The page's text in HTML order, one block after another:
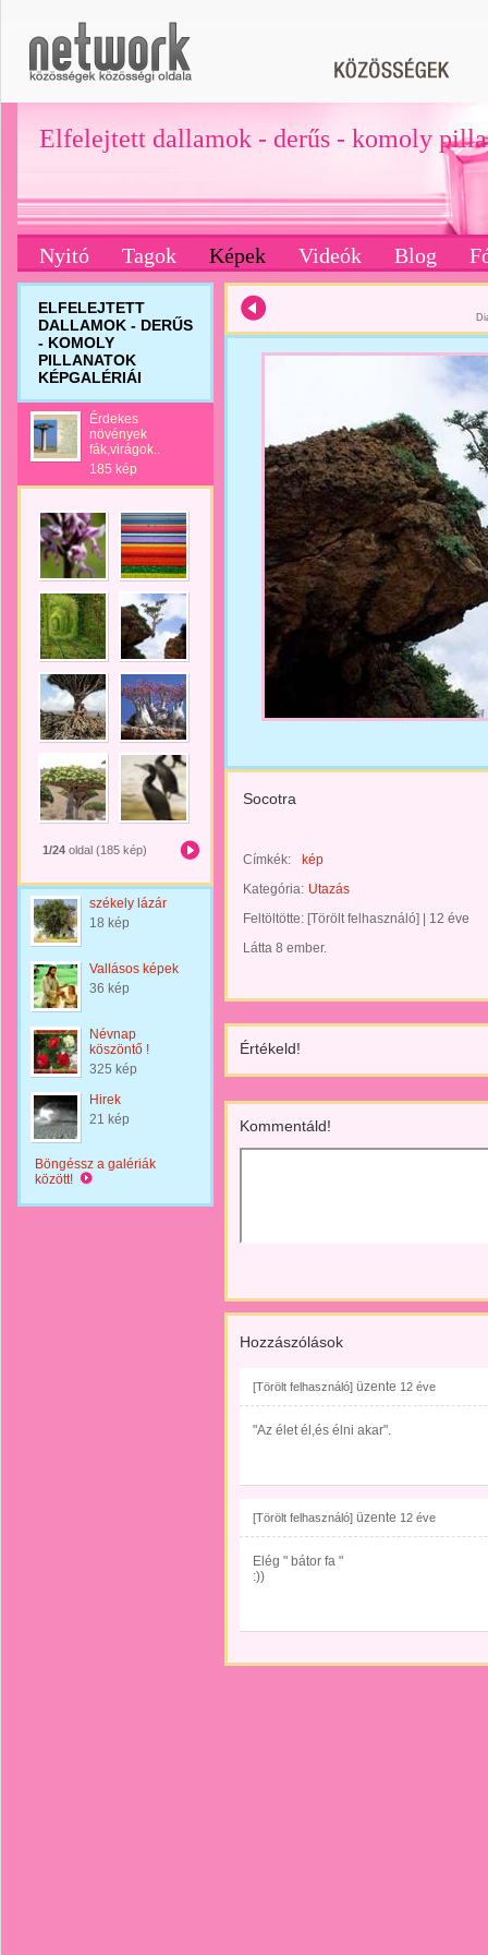
Elfelejtett dallamok - derűs - komoly
Nyitó Tagok Képek Videók Blog
ELFELEJTETT
DALLAMOK - DERŰS
- KOMOLY
PILLANATOK
KÉPGALÉRIÁI
Érdekes
növények
fák,virágok..
185 kép
1/24 oldal (185 kép)
székely lázár
18 kép
Vallásos képek
36 kép
Névnap
köszöntő !
325 kép
Hirek
21 kép
Böngéssz a galériák
között!
Socotra
Címkék:
kép
Kategória: Utazás
Feltöltötte: [Törölt felhasználó]
12 éve
Látta 8 ember.
Értékeld!
Kommentáld!
Hozzászólások
[Törölt felhasználó] üzente 12 éve
"Az élet él,és élni akar".
[Törölt felhasználó] üzente 12 éve
Elég " bátor fa "
:))